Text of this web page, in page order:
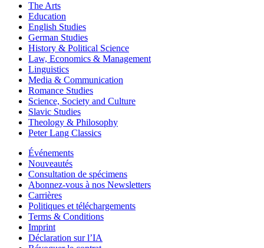
The Arts
Education
English Studies
German Studies
History & Political Science
Law, Economics & Management
Linguistics
Media & Communication
Romance Studies
Science, Society and Culture
Slavic Studies
Theology & Philosophy
Peter Lang Classics
Événements
Nouveautés
Consultation de spécimens
Abonnez-vous à nos Newsletters
Carrières
Politiques et téléchargements
Terms & Conditions
Imprint
Déclaration sur l’IA